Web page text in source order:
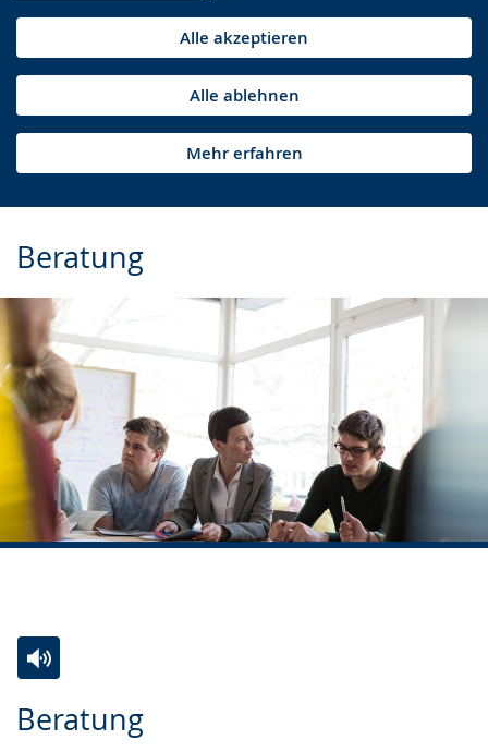
Alle akzeptieren
Alle ablehnen
Mehr erfahren
Beratung
Beratung
Leichten
Audio-
Video